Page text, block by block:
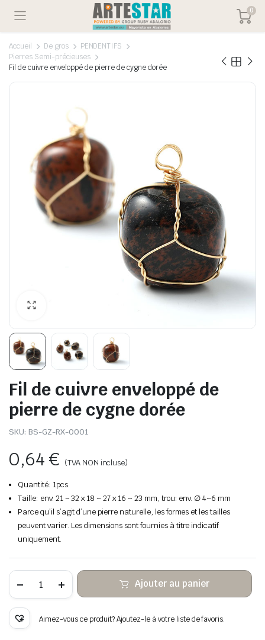
0
Accueil De gros
PENDENTIFS
Pierres Semi-précieuses
Fil de cuivre enveloppé de pierre de cygne dorée
Fil de cuivre enveloppé de
pierre de cygne dorée
SKU: BS-GZ-RX-0001
0,64€ (TVA NON incluse)
Quantité: 1pcs.
Taille: env. 21 ~ 32 x 18 ~ 27 x 16 ~ 23 mm, trou: env. ∅ 4~6 mm
Parce qu’il s’agit d’une pierre naturelle, les formes et les tailles
peuvent varier. Les dimensions sont fournies à titre indicatif
uniquement.
Fil
cuivre
enveloppé
Ajouter au panier
Aimez-vous ce produit? Ajoutez-le à votre liste de favoris.